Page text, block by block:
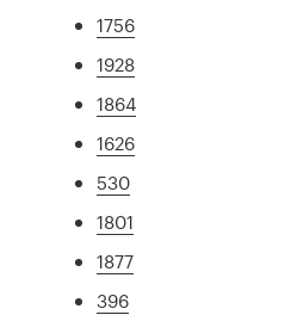
1756
1928
1864
1626
530
1801
1877
396